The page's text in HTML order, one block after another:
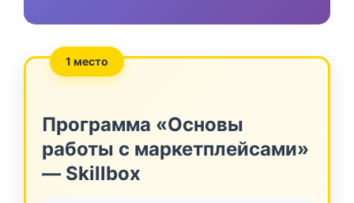
1 место
Программа «Основы
работы с маркетплейсами»
— Skillbox